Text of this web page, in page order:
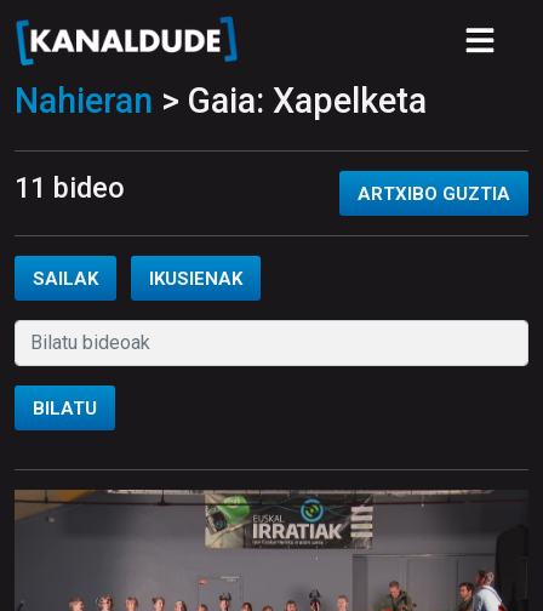
Nahieran > Gaia: Xapelketa
11 bideo ARTXIBO GUZTIA
SAILAK IKUSIENAK
BILATU